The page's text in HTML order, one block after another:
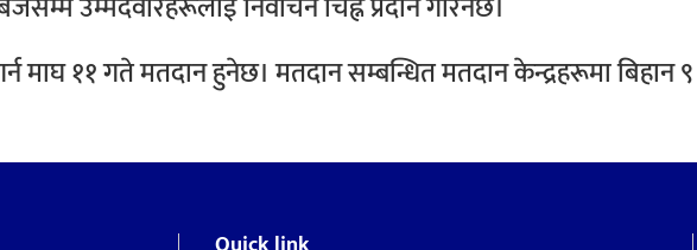
माघ ११ गते मतदान हुनेछ। मतदान सम्बन्धित मतदान केन्द्रहरूमा